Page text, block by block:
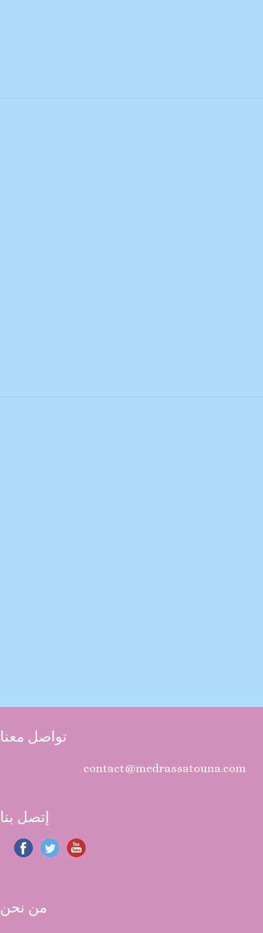
تواصل معنا
contact@medrassatouna.com
إتصل بنا
من نحن